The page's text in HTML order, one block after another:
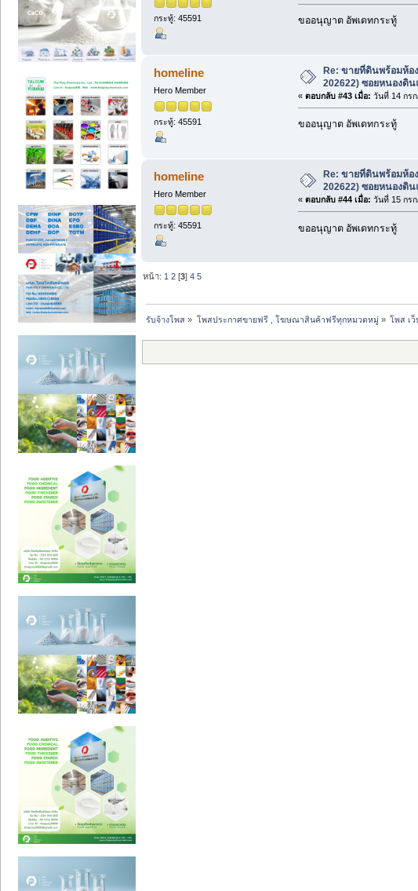
กระทู้: 45591 ขออนุญาต อัพเดทกระทู้
homeline
Hero Member
กระทู้: 45591
Re: ขายที่ดินพร้อมห้อ
202622) ซอยหนองดิน
« ตอบกลับ #43 เมื่อ: วันที่ 14 กร
ขออนุญาต อัพเดทกระทู้
homeline
Hero Member
กระทู้: 45591
Re: ขายที่ดินพร้อมห้อ
202622) ซอยหนองดิน
« ตอบกลับ #44 เมื่อ: วันที่ 15 กร
ขออนุญาต อัพเดทกระทู้
หน้า: 1 2 [3]4 5
รับจ้างโพส » โพสประกาศขายฟรี , โฆษณาสินค้าฟรีทุกหมวดหมู่» โพส เ